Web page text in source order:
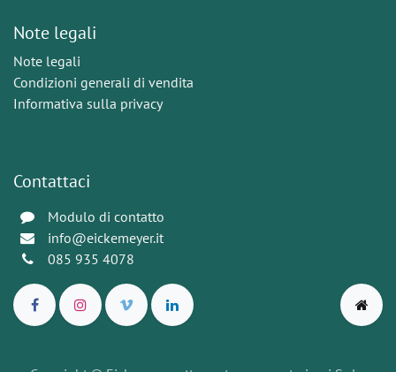
Note legali
Note legali
Condizioni generali di vendita
Informativa sulla privacy
Contattaci
Modulo di contatto
info@eickemeyer.it
085 935 4078